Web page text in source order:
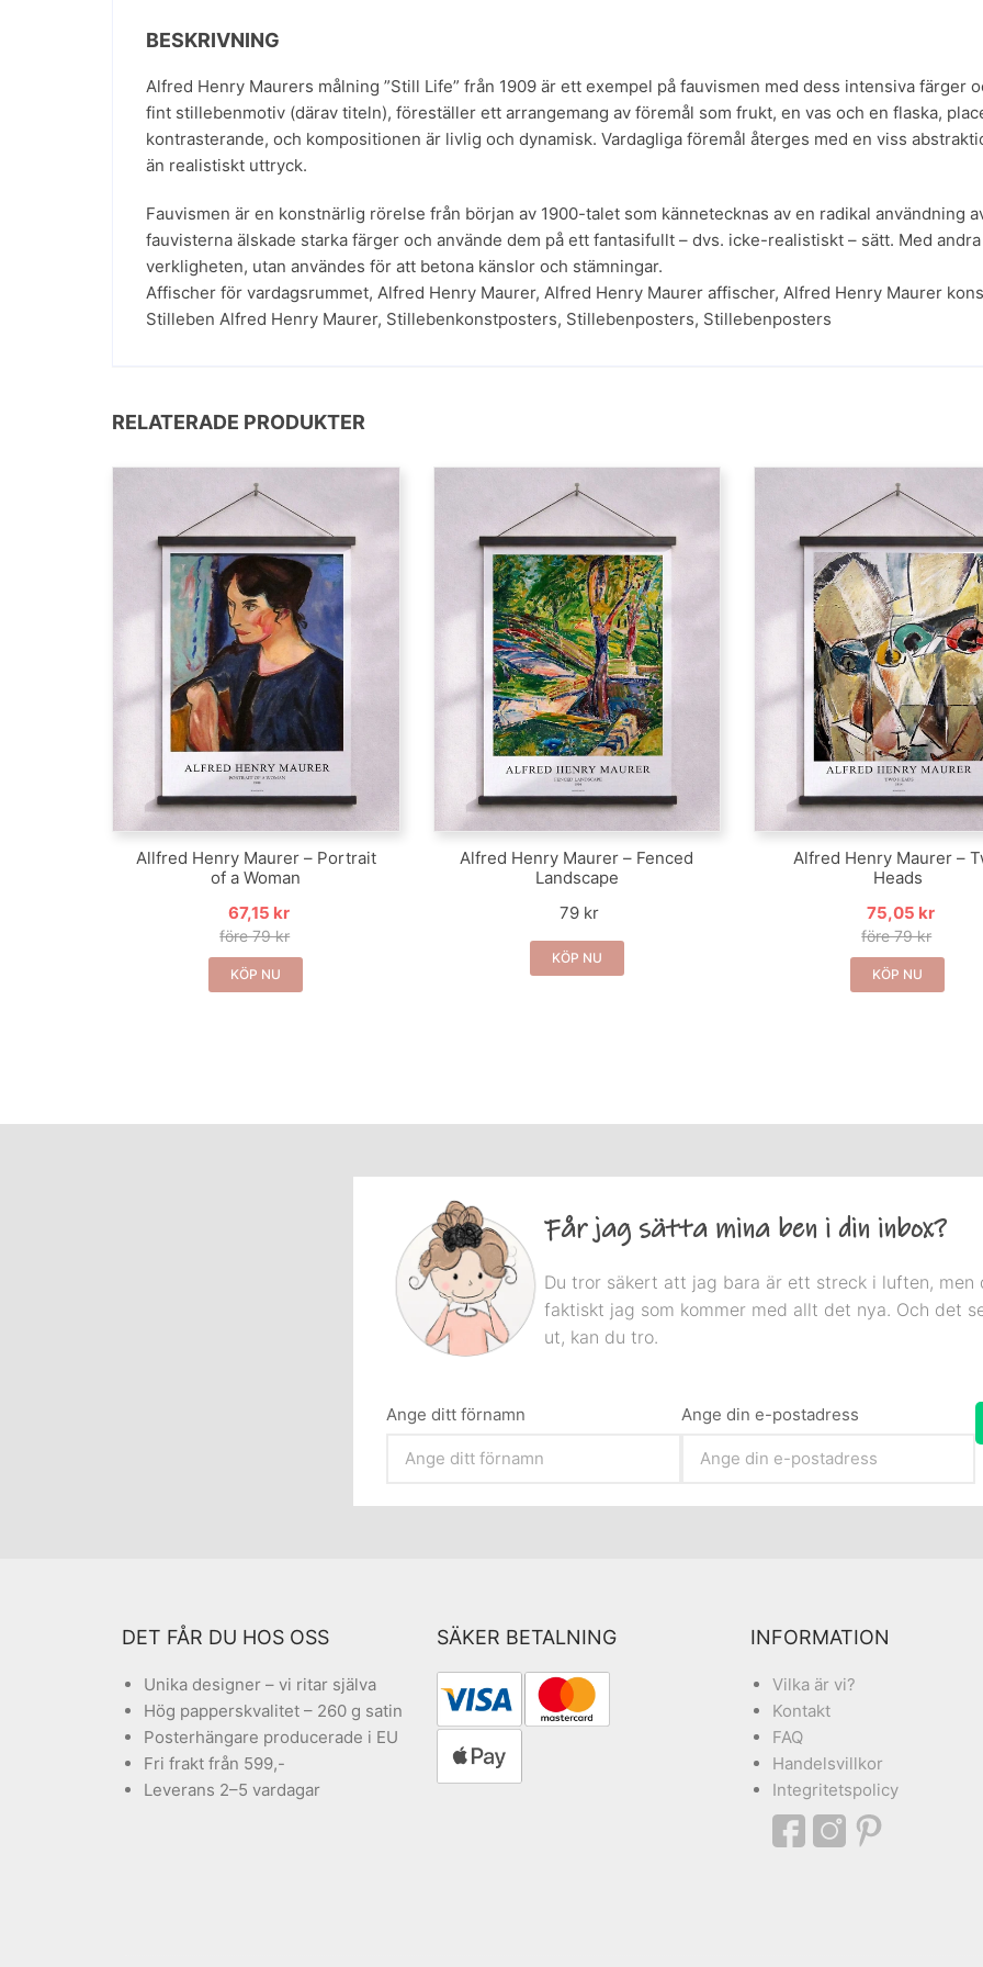
BESKRIVNING
Alfred Henry Maurers målning ”Still Life” från 1909 är ett exempel på fauvismen med dess intensiva färger
fint stillebenmotiv (därav titeln), föreställer ett arrangemang av föremål som frukt, en vas och en flaska,
kontrasterande, och kompositionen är livlig och dynamisk. Vardagliga föremål återges med en viss
än realistiskt uttryck.
Fauvismen är en konstnärlig rörelse från början av 1900-talet som kännetecknas av en radikal användning
fauvisterna älskade starka färger och använde dem på ett fantasifullt – dvs. icke-realistiskt – sätt. Med
verkligheten, utan användes för att betona känslor och stämningar.
Affischer för vardagsrummet, Alfred Henry Maurer, Alfred Henry Maurer affischer, Alfred Henry Maurer
Stilleben Alfred Henry Maurer, Stillebenkonstposters, Stillebenposters, Stillebenposters
RELATERADE PRODUKTER
Allfred Henry Maurer – Portrait
of a Woman
67,15 kr
före 79 kr
KÖP NU
Alfred Henry Maurer – Fenced
Landscape
79 kr
KÖP NU
Alfred Henry Maurer –
Heads
75,05 kr
före 79 kr
KÖP NU
Får jag sätta mina ben i din inbox?
Du tror säkert att jag bara är ett streck i luften, men
faktiskt jag som kommer med allt det nya. Och det
ut, kan du tro.
Ange ditt förnamn Ange din e-postadress
DET FÅR DU HOS OSS
Unika designer – vi ritar själva
Hög papperskvalitet – 260 g satin
Posterhängare producerade i EU
Fri frakt från 599,-
Leverans 2–5 vardagar
SÄKER BETALNING INFORMATION
Vilka är vi?
Kontakt
FAQ
Handelsvillkor
Integritetspolicy